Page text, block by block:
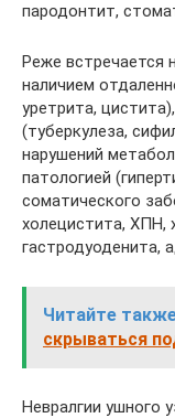
пародонтит,
Реже встречается
наличием
уретрита,
(туберкулеза,
нарушений
патологией
соматического
холецистита, ХПН,
гастродуоденита,
Читайте
скрываться
Невралгии ушного